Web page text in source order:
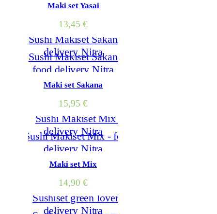
Maki set Yasai
13,45 €
Maki set Sakana
15,95 €
Maki set Mix
14,90 €